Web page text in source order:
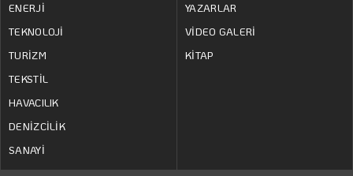
ENERJİ
TEKNOLOJİ
TURİZM
TEKSTİL
HAVACILIK
DENİZCİLİK
SANAYİ
YAZARLAR
VİDEO GALERİ
KİTAP